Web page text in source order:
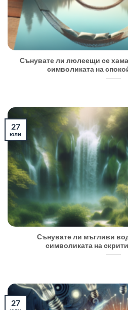
Сънувате ли люлеещи се
символиката на
Сънувате ли мъгливи
символиката на
27
юли
27